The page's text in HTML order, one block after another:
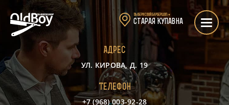
Выбери свой барбершоп:▼
Старая Купавна
Адрес
УЛ. КИРОВА, Д. 19
Телефон
+7 (968) 003-92-28